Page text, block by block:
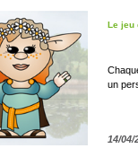
Le jeu
un
14/04/